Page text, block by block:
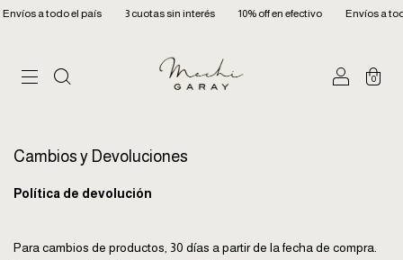
a todo el país 3 cuotas sin interés 10% off en efectivo Envíos a
0
Cambios y Devoluciones
Política de devolución
Para cambios de productos, 30 días a partir de la fecha de compra.